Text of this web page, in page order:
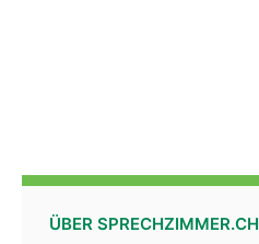
ÜBER SPRECHZIMMER.CH